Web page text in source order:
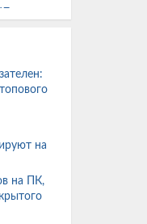
Земле 10
на
на ПК,